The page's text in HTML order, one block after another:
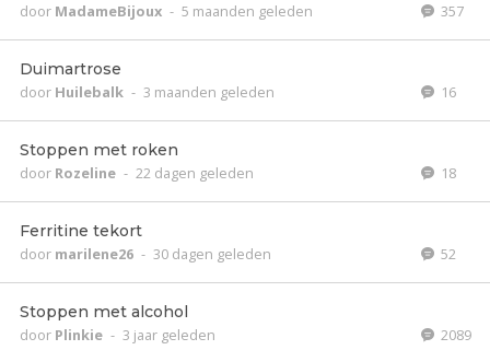
door MadameBijoux - 5 maanden geleden 357
Duimartrose
door Huilebalk - 3 maanden geleden 16
Stoppen met roken
door Rozeline - 22 dagen geleden 18
Ferritine tekort
door marilene26 - 30 dagen geleden 52
Stoppen met alcohol
door Plinkie - 3 jaar geleden 2089